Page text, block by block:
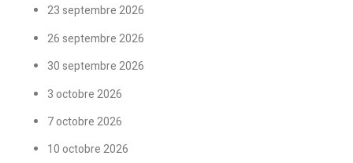
23 septembre 2026
26 septembre 2026
30 septembre 2026
3 octobre 2026
7 octobre 2026
10 octobre 2026